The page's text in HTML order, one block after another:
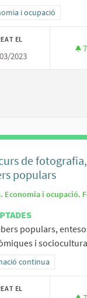
al filtrar per la
i ocupació
EL
2023
7
de
populars
Economia i ocupació.
populars,
i
al filtrar per la
continua
EL